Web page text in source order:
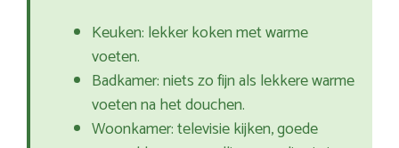
Keuken: lekker koken met warme
voeten.
Badkamer: niets zo fijn als lekkere warme
voeten na het douchen.
Woonkamer: televisie kijken, goede